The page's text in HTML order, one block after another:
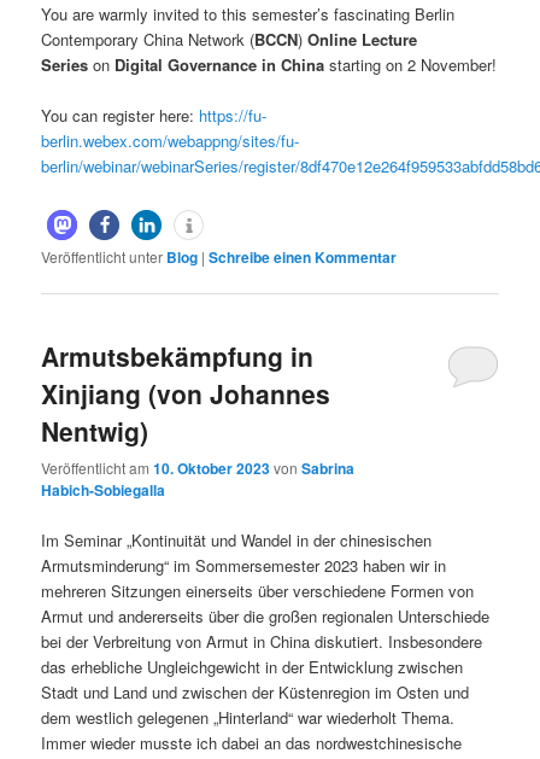
You are warmly invited to this semester’s fascinating Berlin
Contemporary China Network (BCCN)Online Lecture
Series on Digital Governance in Chinastarting on 2 November!
You can register here: https://fu-
berlin.webex.com/webappng/sites/fu-
berlin/webinar/webinarSeries/register/
Veröffentlicht unter Blog |Schreibe einen Kommentar
Armutsbekämpfung in
Xinjiang (von Johannes
Nentwig)
Veröffentlicht am10. Oktober 2023vonSabrina
Habich-Sobiegalla
Im Seminar „Kontinuität und Wandel in der chinesischen
Armutsminderung“ im Sommersemester 2023 haben wir in
mehreren Sitzungen einerseits über verschiedene Formen von
Armut und andererseits über die großen regionalen Unterschiede
bei der Verbreitung von Armut in China diskutiert. Insbesondere
das erhebliche Ungleichgewicht in der Entwicklung zwischen
Stadt und Land und zwischen der Küstenregion im Osten und
dem westlich gelegenen „Hinterland“ war wiederholt Thema.
Immer wieder musste ich dabei an das nordwestchinesische